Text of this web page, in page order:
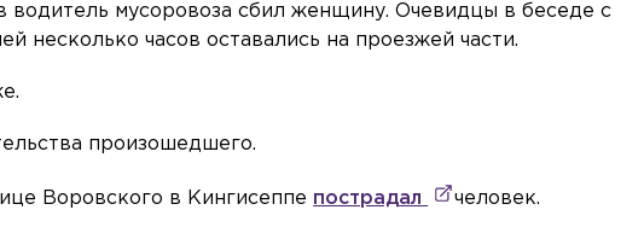
водитель мусоровоза сбил женщину. Очевидцы в беседе с
несколько часов оставались на проезжей части.
произошедшего.
Воровского в Кингисеппе пострадал человек.